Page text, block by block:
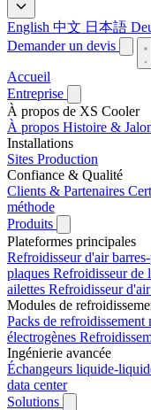
English 中文 日本語
Demander un devis
Accueil
Entreprise
À propos de XS Cooler
À propos Histoire &
Installations
Sites Production
Confiance & Qualité
Clients & Partenaires
méthode
Produits
Plateformes principales
Refroidisseur d'air
plaques Refroidisseur de
ailettes Refroidisseur
Modules de
Packs de refroidissement
électrogènes
Ingénierie avancée
Échangeurs liquide-
data center
Solutions